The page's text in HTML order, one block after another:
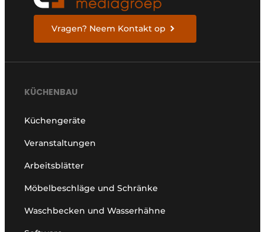
Vragen? Neem Kontakt op
KÜCHENBAU
Küchengeräte
Veranstaltungen
Arbeitsblätter
Möbelbeschläge und Schränke
Waschbecken und Wasserhähne